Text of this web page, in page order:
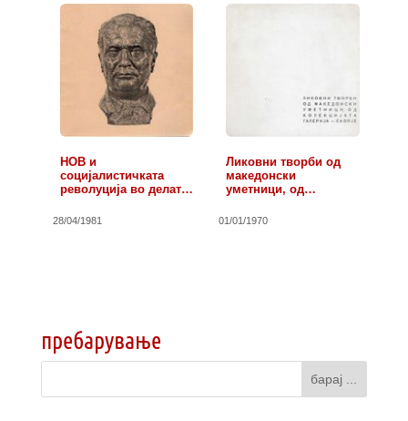
НОВ и
социјалистичката
револуција во делата
28/04/1981
Ликовни творби од
македонски
уметници, од…
01/01/1970
пребарување